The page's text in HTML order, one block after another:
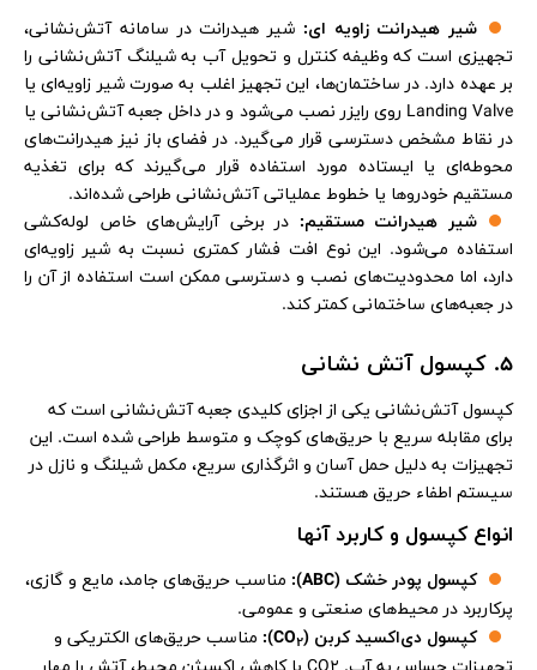
شیر هیدرانت زاویه ای: شیر هیدرانت در سامانه آتش‌نشانی،
تجهیزی است که وظیفه کنترل و تحویل آب به شیلنگ آتش‌نشانی را
بر عهده دارد. در ساختمان‌ها، این تجهیز اغلب به صورت شیر زاویه‌ای یا
Landing Valve روی رایزر نصب می‌شود و در داخل جعبه آتش‌نشانی یا
در نقاط مشخص دسترسی قرار می‌گیرد. در فضای باز نیز هیدرانت‌های
محوطه‌ای یا ایستاده مورد استفاده قرار می‌گیرند که برای تغذیه
مستقیم خودروها یا خطوط عملیاتی آتش‌نشانی طراحی شده‌اند.
شیر هیدرانت مستقیم: در برخی آرایش‌های خاص لوله‌کشی
استفاده می‌شود. این نوع افت فشار کمتری نسبت به شیر زاویه‌ای
دارد، اما محدودیت‌های نصب و دسترسی ممکن است استفاده از آن را
در جعبه‌های ساختمانی کمتر کند.
5. کپسول آتش نشانی
کپسول آتش‌نشانی یکی از اجزای کلیدی جعبه آتش‌نشانی است که
برای مقابله سریع با حریق‌های کوچک و متوسط طراحی شده است. این
تجهیزات به دلیل حمل آسان و اثرگذاری سریع، مکمل شیلنگ و نازل در
سیستم اطفاء حریق هستند.
انواع کپسول و کاربرد آنها
کپسول پودر خشک (ABC) : مناسب حریق‌های جامد، مایع و گازی،
پرکاربرد در محیط‌های صنعتی و عمومی.
کپسول دی‌اکسید کربن (CO2
)
: مناسب حریق‌های الکتریکی و